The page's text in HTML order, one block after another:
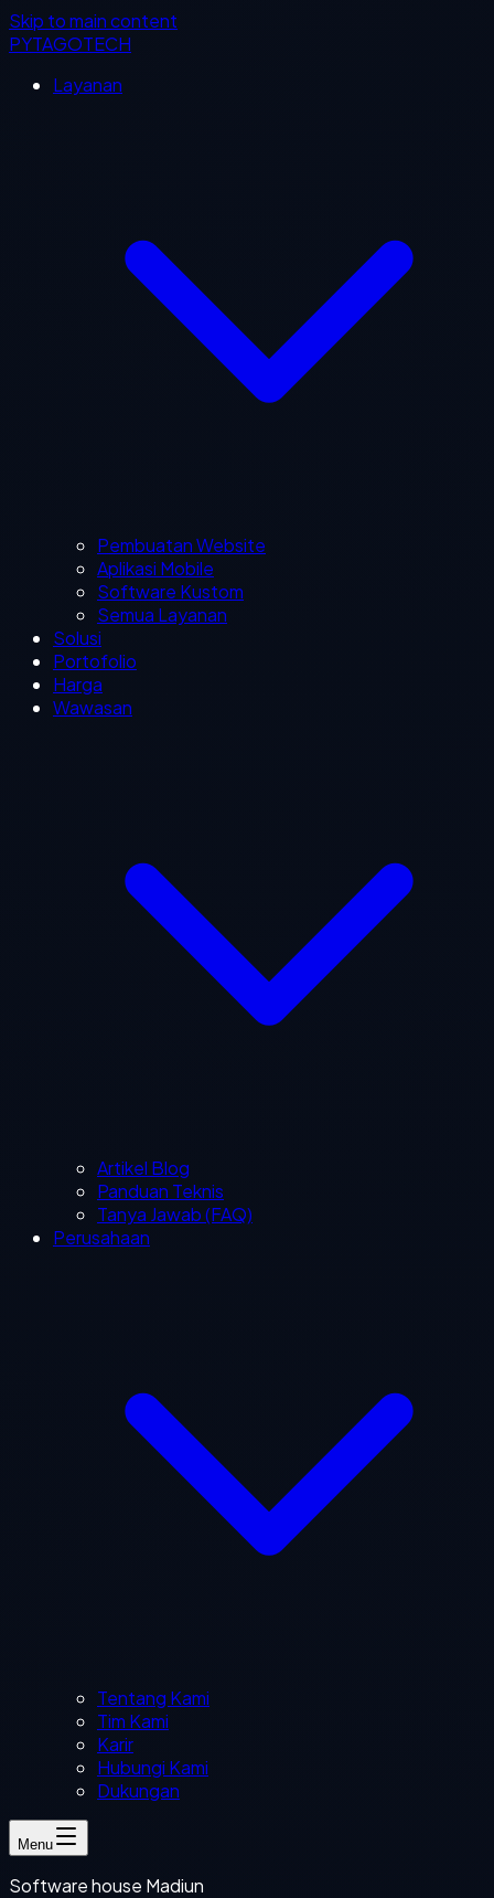
Skip to main content
PYTAGOTECH
Layanan
Pembuatan Website
Aplikasi Mobile
Software Kustom
Semua Layanan
Solusi
Portofolio
Harga
Wawasan
Artikel Blog
Panduan Teknis
Tanya Jawab (FAQ)
Perusahaan
Tentang Kami
Tim Kami
Karir
Hubungi Kami
Dukungan
Menu
Software house Madiun